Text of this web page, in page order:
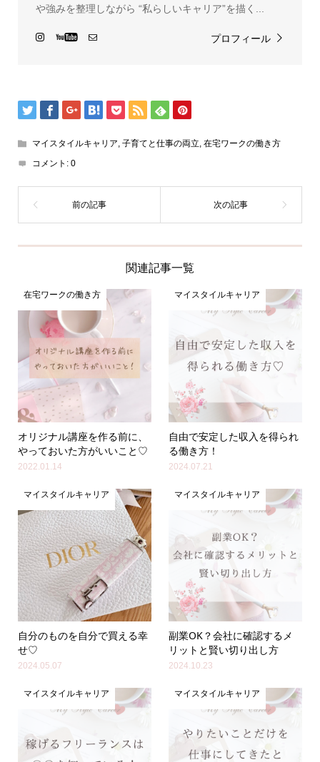
や強みを整理しながら “私らしいキャリア”を描く...
プロフィール
マイスタイルキャリア, 子育てと仕事の両立, 在宅ワークの働き方
コメント: 0
関連記事一覧
在宅ワークの働き方
オリジナル講座を作る前に、
やっておいた方がいいこと♡
2022.01.14
マイスタイルキャリア
自由で安定した収入を得られ
る働き方！
2024.07.21
マイスタイルキャリア
自分のものを自分で買える幸
せ♡
2024.05.07
マイスタイルキャリア
副業OK？会社に確認するメ
リットと賢い切り出し方
2024.10.23
マイスタイルキャリア マイスタイルキャリア